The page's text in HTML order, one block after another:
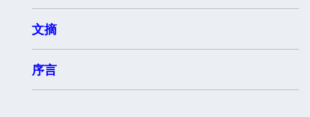
文摘
序言